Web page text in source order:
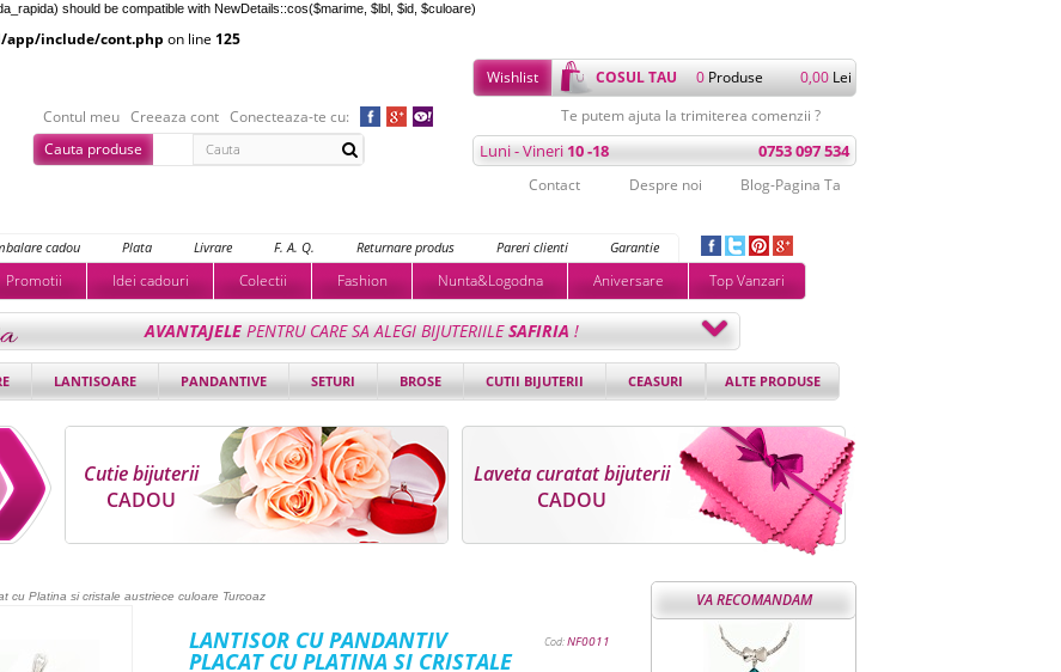
should be compatible with NewDetails::cos($marime, $lbl, $id, $culoare)
include/cont.php on line 125
Contul meu Creeaza cont Conecteaza-te cu:
Cauta produse
Wishlist COSUL TAU 0 Produse 0,00 Lei
Te putem ajuta la trimiterea comenzii ?
Luni - Vineri10 -18 0753 097 534
Contact Despre noi Blog-Pagina Ta
cadou Plata Livrare F. A. Q. Returnare produs Pareri clienti Garantie
Promotii Idei cadouri Colectii Fashion Nunta&Logodna Aniversare Top Vanzari
AVANTAJELEPENTRU CARE SA ALEGI BIJUTERIILESAFIRIA!
LANTISOARE PANDANTIVE SETURI BROSE CUTII BIJUTERII CEASURI ALTE PRODUSE
Cutie bijuterii
CADOU
Laveta curatat bijuterii
CADOU
cu Platina si cristale austriece culoare Turcoaz
LANTISOR CU PANDANTIV
PLACAT CU PLATINA SI CRISTALE
Cod:NF0011
VA RECOMANDAM